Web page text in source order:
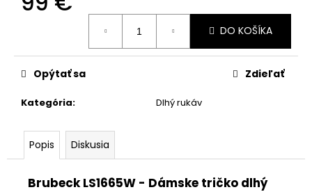
DO KOŠÍKA
Kategória: Dlhý rukáv
Opýtať sa Zdieľať
Popis Diskusia
Brubeck LS1665W - Dámske tričko dlhý